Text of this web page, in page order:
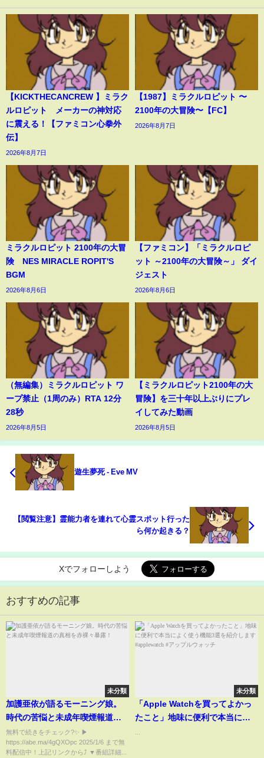
【KICKTHECANCREW 】ミラク
ルロピット メーカーの神対応
に震える！【ファミコン心拳外
伝】
2026年8月7日
【1987】ミラクルロピット 〜
2100年の大冒険〜【FC】
2026年8月7日
ミラクルロピット 2100年の大冒
険 NES MIRACLE ROPIT'S
BGM
2026年8月6日
【ファミコン】「ミラクルロピ
ット ～2100年の大冒険～」 ダイ
ジェスト
2026年8月6日
（無編集）ミラクルロピット ワ
ープ禁止（1周のみ）RTA 12分
28秒
2026年8月5日
【ミラクルロピット2100年の大
冒険】を三十年以上ぶりにプレ
イしてみた動画
2026年8月5日
遊生夢死 - Eve MV
【閲覧注意】霊能力者を連れて心霊スポット行った
ら何か起きる？
Xでフォローしよう
おすすめの記事
未分類
加護亜依が語るモーニング娘。
時代の苦悩と未成年喫煙報道の
真相を赤裸々暴露！
無料で続きをチェック?✨ ▶
https://abe.ma/4gQXOpc 2025/1/6 まで無
料配信中！上記リンクから⤴︎ ▼番組詳細...
未分類
「Apple Watchを買ってよかっ
たこと」地味に便利で本当によ